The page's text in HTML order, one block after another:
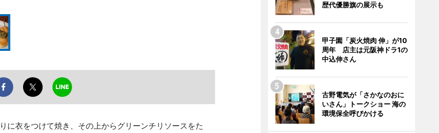
に衣をつけて焼き、その上からグリーンチリソースをた
歴代優勝旗の展示も
甲子園「炭火焼肉 伸」が10
周年 店主は元阪神ドラ1の
中込伸さん
古野電気が「さかなのおに
いさん」トークショー 海の
環境保全呼びかける